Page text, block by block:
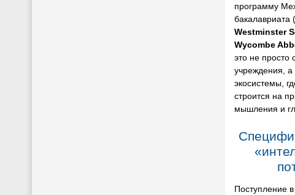
программу
Westminster
Wycombe
это не просто
учреждения, а
экосистемы,
строится на
мышления и
Поступление